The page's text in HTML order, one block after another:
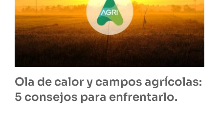
Ola de calor y campos agrícolas:
5 consejos para enfrentarlo.